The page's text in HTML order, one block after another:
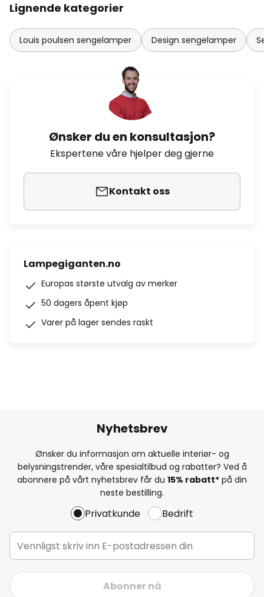
Lignende kategorier
Louis poulsen sengelamper Design sengelamper
Ønsker du en konsultasjon?
Ekspertene våre hjelper deg gjerne
Kontakt oss
Lampegiganten.no
Europas største utvalg av merker
50 dagers åpent kjøp
Varer på lager sendes raskt
Nyhetsbrev
Ønsker du informasjon om aktuelle interiør- og
belysningstrender, våre spesialtilbud og rabatter? Ved å
abonnere på vårt nyhetsbrev får du 15% rabatt* på din
neste bestilling.
Privatkunde Bedrift
Abonner nå